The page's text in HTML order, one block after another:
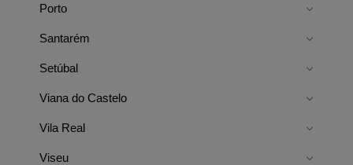
Porto
Santarém
Setúbal
Viana do Castelo
Vila Real
Viseu